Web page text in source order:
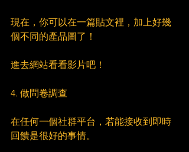
現在，你可以在一篇貼文裡，加上好幾
個不同的產品圖了！
進去網站看看影片吧！
4. 做問卷調查
在任何一個社群平台，若能接收到即時
回饋是很好的事情。